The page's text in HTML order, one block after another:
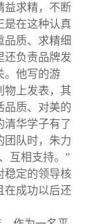
益求精，不断
是在这种认真
品质、求精细
还负责品牌发
。他写的游
物上发表，其
品质、对美的
清华学子有了
团队时，朱力
互相支持。”
稳定的领导核
在成功以后还